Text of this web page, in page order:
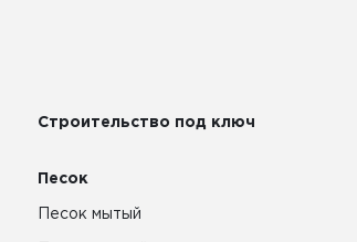
Строительство под ключ
Песок
Песок мытый